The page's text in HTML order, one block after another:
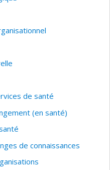
de santé
(en santé)
de connaissances